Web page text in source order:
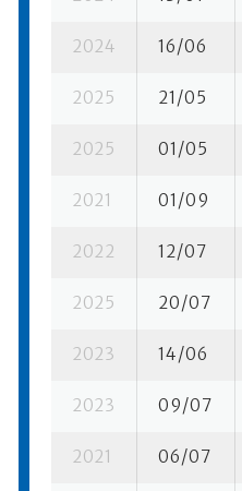
2024 16/06
2025 21/05
2025 01/05
2021 01/09
2022 12/07
2025 20/07
2023 14/06
2023 09/07
2021 06/07